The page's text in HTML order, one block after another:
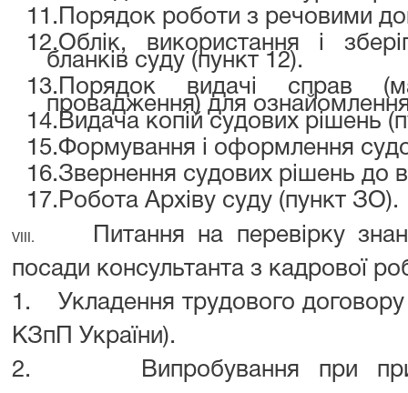
11. Порядок роботи з речовими
12.Облік, використання і
бланків суду (пункт 12).
13. Порядок видачі справ
провадження) для
14. Видача копій судових рішень
15.Формування і оформлення
16.Звернення судових рішень до
17. Робота Архіву суду (пункт ЗО).
VIII.
Питання на перевірку
посади консультанта з кадрової
1.
Укладення трудового договору
КЗпП України).
2.
Випробування при